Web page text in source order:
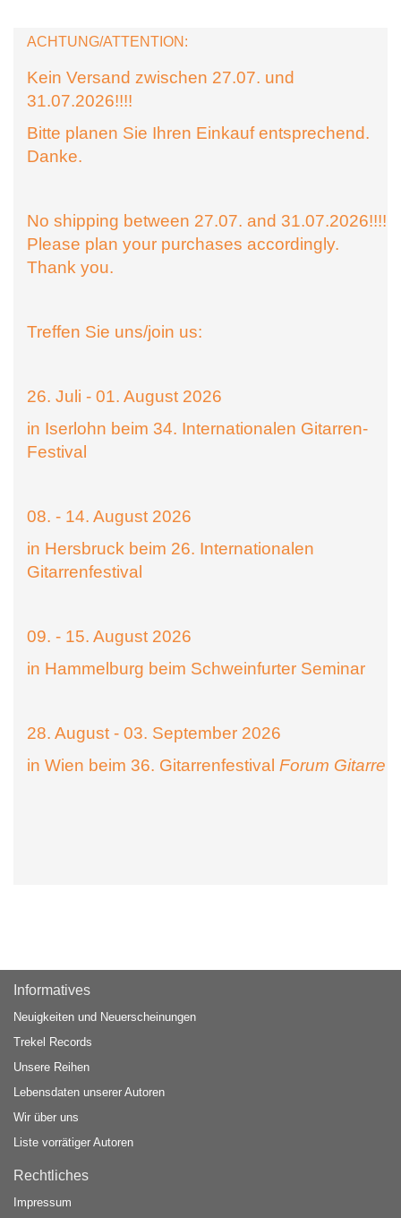
ACHTUNG/ATTENTION:
Kein Versand zwischen 27.07. und
31.07.2026!!!!
Bitte planen Sie Ihren Einkauf entsprechend.
Danke.
No shipping between 27.07. and 31.07.2026!!!!
Please plan your purchases accordingly.
Thank you.
Treffen Sie uns/join us:
26. Juli - 01. August 2026
in Iserlohn beim 34. Internationalen Gitarren-
Festival
08. - 14. August 2026
in Hersbruck beim 26. Internationalen
Gitarrenfestival
09. - 15. August 2026
in Hammelburg beim Schweinfurter Seminar
28. August - 03. September 2026
in Wien beim 36. Gitarrenfestival Forum Gitarre
Informatives
Neuigkeiten und Neuerscheinungen
Trekel Records
Unsere Reihen
Lebensdaten unserer Autoren
Wir über uns
Liste vorrätiger Autoren
Rechtliches
Impressum